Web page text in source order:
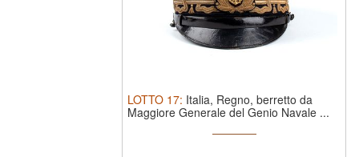
LOTTO 17: Italia, Regno, berretto da
Maggiore Generale del Genio Navale ...